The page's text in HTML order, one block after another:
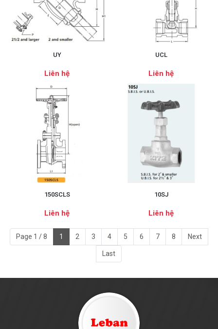
UY
Liên hệ
UCL
Liên hệ
150SCLS
Liên hệ
10SJ
Liên hệ
Page 1 / 8 1 2 3 4 5 6 7 8 Next
Last